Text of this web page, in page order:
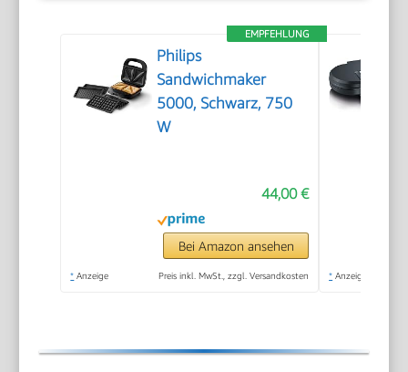
EMPFEHLUNG
Philips
Sandwichmaker
5000, Schwarz, 750
W
44,00 €
Bei Amazon ansehen
* Anzeige Preis inkl. MwSt., zzgl. Versandkosten * Anzeige